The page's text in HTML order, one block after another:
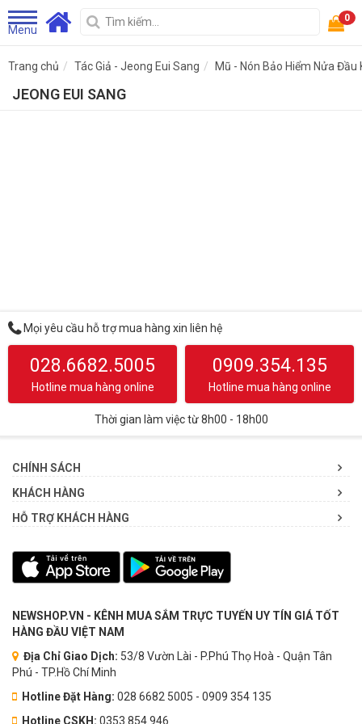
Menu
0
Trang chủ Tác Giả - Jeong Eui Sang Mũ - Nón Bảo Hiểm Nửa Đầu
JEONG EUI SANG
Mọi yêu cầu hỗ trợ mua hàng xin liên hệ
028.6682.5005
Hotline mua hàng online
0909.354.135
Hotline mua hàng online
Thời gian làm việc từ 8h00 - 18h00
CHÍNH SÁCH
KHÁCH HÀNG
HỖ TRỢ KHÁCH HÀNG
NEWSHOP.VN - KÊNH MUA SẮM TRỰC TUYẾN UY TÍN GIÁ TỐT
HÀNG ĐẦU VIỆT NAM
Địa Chỉ Giao Dịch: 53/8 Vườn Lài - P.Phú Thọ Hoà - Quận Tân
Phú - TP.Hồ Chí Minh
Hotline Đặt Hàng: 028 6682 5005 - 0909 354 135
Hotline CSKH: 0353.854.946